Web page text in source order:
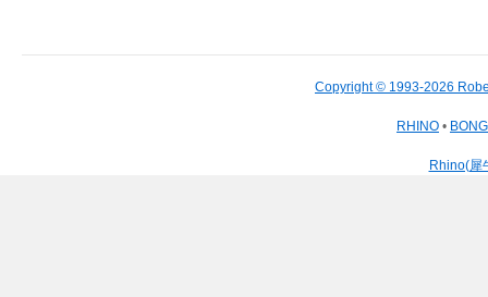
Copyright © 1993-2026
RHINO •
Rhino(犀